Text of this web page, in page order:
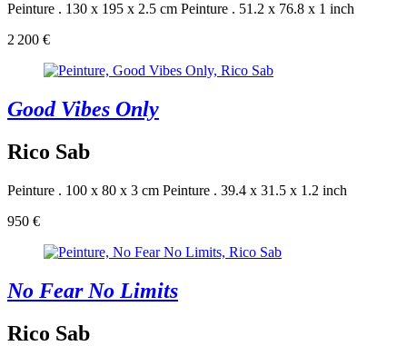
Peinture . 130 x 195 x 2.5 cm Peinture . 51.2 x 76.8 x 1 inch
2 200 €
Good Vibes Only
Rico Sab
Peinture . 100 x 80 x 3 cm Peinture . 39.4 x 31.5 x 1.2 inch
950 €
No Fear No Limits
Rico Sab